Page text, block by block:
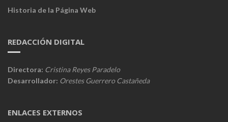
Historia de la Página Web
REDACCIÓN DIGITAL
Directora: Cristina Reyes Paradelo
Desarrollador: Orestes Guerrero Castañeda
ENLACES EXTERNOS